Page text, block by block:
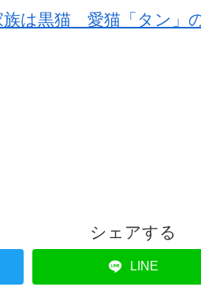
族は黒猫 愛猫「タン」
シェアする
LINE